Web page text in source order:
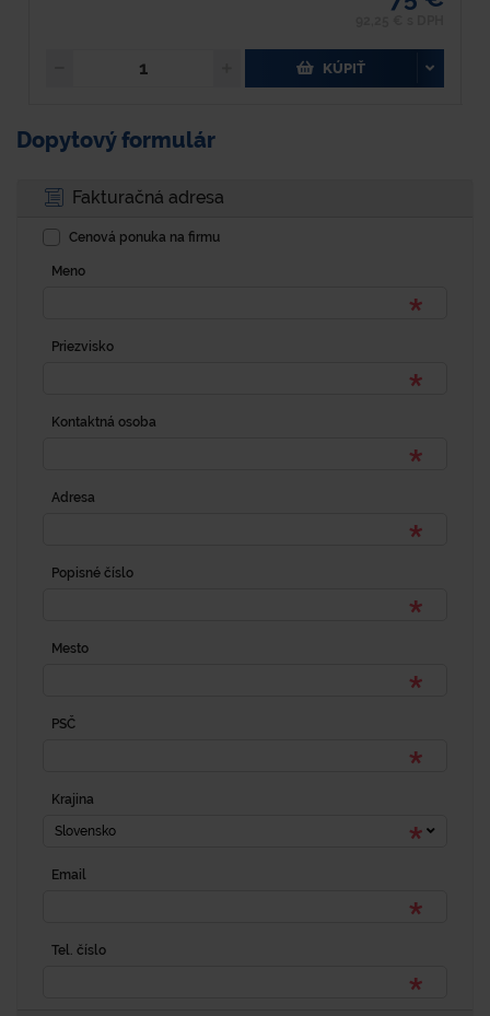
KÚPIŤ
Dopytový formulár
Fakturačná adresa
Cenová ponuka na firmu
Meno
Priezvisko
Kontaktná osoba
Adresa
Popisné číslo
Mesto
PSČ
Krajina
Slovensko
Email
Tel. číslo